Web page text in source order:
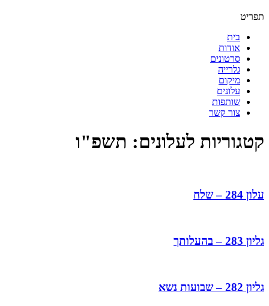
תפריט
בית
אודות
סרטונים
גלרייה
מיקום
עלונים
שותפות
צור קשר
קטגוריות לעלונים: תשפ"ו
עלון 284 – שלח
גליון 283 – בהעלותך
גליון 282 – שבועות נשא